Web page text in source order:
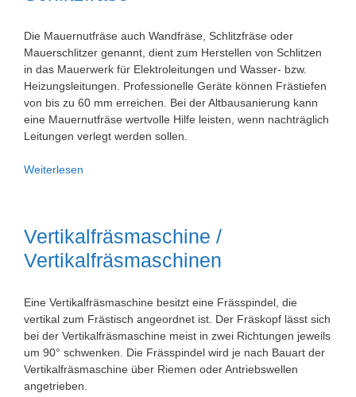
Die Mauernutfräse auch Wandfräse, Schlitzfräse oder
Mauerschlitzer genannt, dient zum Herstellen von Schlitzen
in das Mauerwerk für Elektroleitungen und Wasser- bzw.
Heizungsleitungen. Professionelle Geräte können Frästiefen
von bis zu 60 mm erreichen. Bei der Altbausanierung kann
eine Mauernutfräse wertvolle Hilfe leisten, wenn nachträglich
Leitungen verlegt werden sollen.
Weiterlesen
Vertikalfräsmaschine /
Vertikalfräsmaschinen
Eine Vertikalfräsmaschine besitzt eine Frässpindel, die
vertikal zum Frästisch angeordnet ist. Der Fräskopf lässt sich
bei der Vertikalfräsmaschine meist in zwei Richtungen jeweils
um 90° schwenken. Die Frässpindel wird je nach Bauart der
Vertikalfräsmaschine über Riemen oder Antriebswellen
angetrieben.